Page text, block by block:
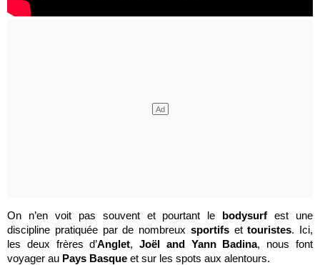
On n’en voit pas souvent et pourtant le bodysurf est une
discipline pratiquée par de nombreux sportifsettouristes. Ici,
les deux frères d’Anglet,Joël and Yann Badina, nous font
voyager au Pays Basque et sur les spots aux alentours.